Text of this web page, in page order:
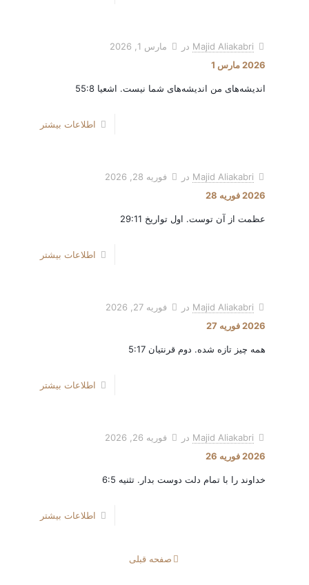
Majid Aliakabri در
مارس 1, 2026
2026 مارس 1
اندیشه‌های من اندیشه‌های شما نیست. اشعیا 55:8
اطلاعات بیشتر
Majid Aliakabri در
فوریه 28, 2026
2026 فوریه 28
عظمت از آن توست. اول تواریخ 29:11
اطلاعات بیشتر
Majid Aliakabri در
فوریه 27, 2026
2026 فوریه 27
همه چیز تازه شده. دوم قرنتیان 5:17​
اطلاعات بیشتر
Majid Aliakabri در
فوریه 26, 2026
2026 فوریه 26
خداوند را با تمام دلت دوست بدار. تثنیه 6:5
اطلاعات بیشتر
صفحه قبلی